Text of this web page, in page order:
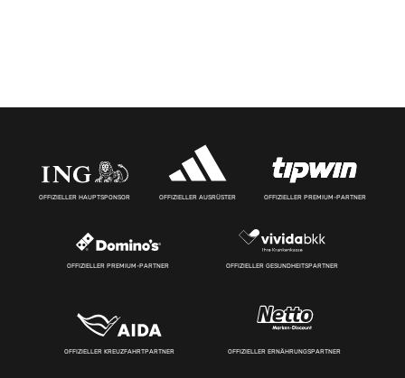
OFFIZIELLER HAUPTSPONSOR OFFIZIELLER AUSRÜSTER OFFIZIELLER PREMIUM-PARTNER
OFFIZIELLER PREMIUM-PARTNER OFFIZIELLER GESUNDHEITSPARTNER
OFFIZIELLER KREUZFAHRTPARTNER OFFIZIELLER ERNÄHRUNGSPARTNER